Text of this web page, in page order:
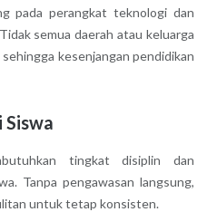
pada perangkat teknologi dan
semua daerah atau keluarga
kesenjangan pendidikan
tingkat disiplin dan
Tanpa pengawasan langsung,
untuk tetap konsisten.